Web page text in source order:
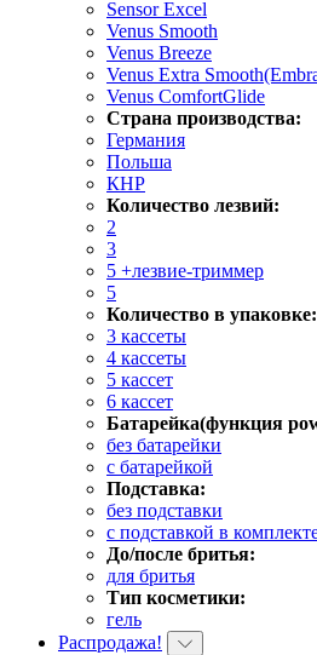
Sensor Excel
Venus Smooth
Venus Breeze
Venus Extra
Venus ComfortGlide
Страна производства:
Германия
Польша
КНР
Количество лезвий:
2
3
5 +лезвие-триммер
5
Количество в упаковке:
3 кассеты
4 кассеты
5 кассет
6 кассет
Батарейка(функция
без батарейки
с батарейкой
Подставка:
без подставки
с подставкой в
До/после бритья:
для бритья
Тип косметики:
гель
Распродажа!